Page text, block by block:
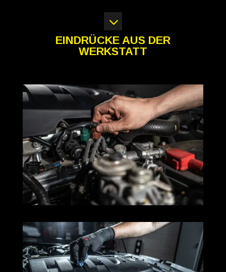
3
EINDRÜCKE AUS DER
WERKSTATT